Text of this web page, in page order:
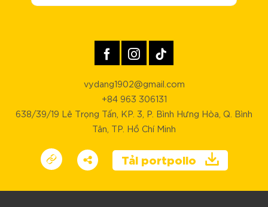
vydang1902@gmail.com
+84 963 306131
638/39/19 Lê Trọng Tấn, KP. 3, P. Bình Hưng Hòa, Q. Bình
Tân, TP. Hồ Chí Minh
Tải portpolio